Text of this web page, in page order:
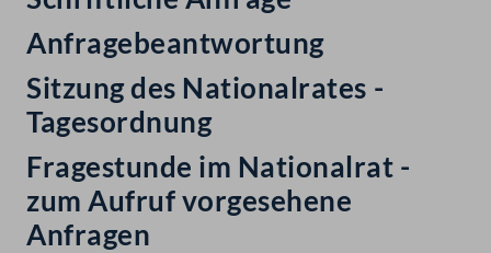
Anfragebeantwortung
Sitzung des Nationalrates -
Tagesordnung
Fragestunde im Nationalrat -
zum Aufruf vorgesehene
Anfragen